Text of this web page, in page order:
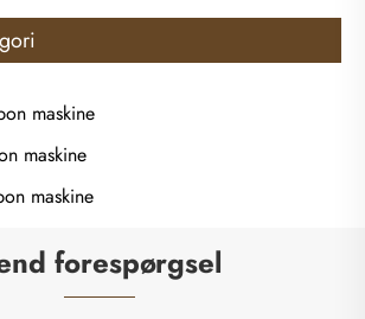
maskine
maskine
maskine
forespørgsel